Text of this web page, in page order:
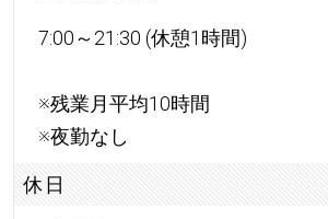
￣￣￣￣￣￣
7:00～21:30 (休憩1時間)
※残業月平均10時間
※夜勤なし
休日